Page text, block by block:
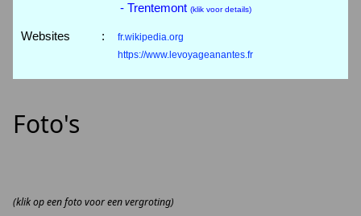
- Trentemont (klik voor details)
Websites :
fr.wikipedia.org
https://www.levoyageanantes.fr
Foto's
(klik op een foto voor een vergroting)